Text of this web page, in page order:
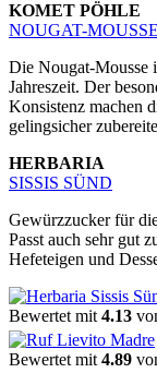
KOMET PÖHLE
NOUGAT-MOUSSE
Die Nougat-Mousse
Jahreszeit. Der
Konsistenz machen
gelingsicher
HERBARIA
SISSIS SÜND
Gewürzzucker für
Passt auch sehr gut
Hefeteigen und
Bewertet mit4.13
Bewertet mit 4.89